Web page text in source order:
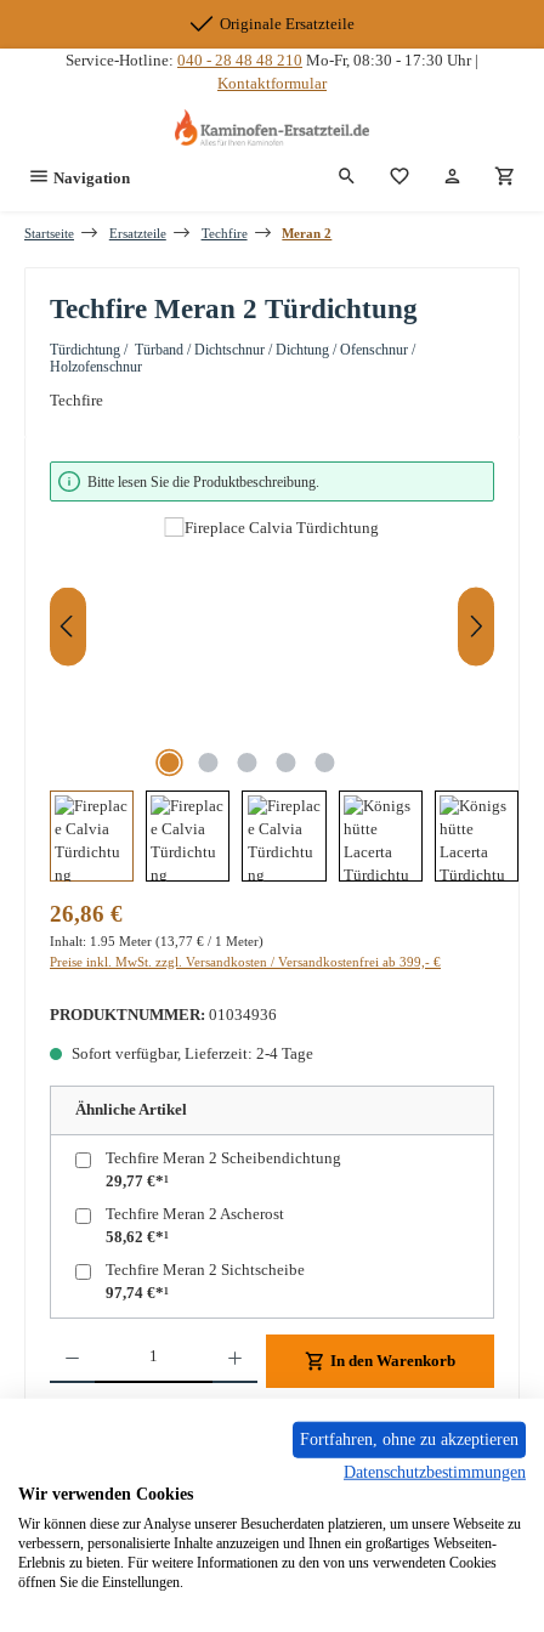
Originale Ersatzteile
Service-Hotline: 040 - 28 48 48 210 Mo-Fr, 08:30 - 17:30 Uhr |
Kontaktformular
Navigation Du hast 0
Startseite Ersatzteile Techfire Meran 2
Techfire Meran 2 Türdichtung
Türdichtung / Türband / Dichtschnur / Dichtung / Ofenschnur /
Holzofenschnur
Techfire
Bildergalerie überspringen
Bitte lesen Sie die Produktbeschreibung.
Regulärer Preis:
26,86 €
Inhalt: 1.95 Meter (13,77 € / 1 Meter)
Preise inkl. MwSt. zzgl. Versandkosten / Versandkostenfrei ab 399,- €
PRODUKTNUMMER: 01034936
Sofort verfügbar, Lieferzeit: 2-4 Tage
Ähnliche Artikel
Techfire Meran 2 Scheibendichtung
29,77 €*¹
Techfire Meran 2 Ascherost
58,62 €*¹
Techfire Meran 2 Sichtscheibe
97,74 €*¹
In den Warenkorb
Fortfahren, ohne zu akzeptieren
Datenschutzbestimmungen
Wir verwenden Cookies
Wir können diese zur Analyse unserer Besucherdaten platzieren, um unsere Webseite zu
verbessern, personalisierte Inhalte anzuzeigen und Ihnen ein großartiges Webseiten-
Erlebnis zu bieten. Für weitere Informationen zu den von uns verwendeten Cookies
öffnen Sie die Einstellungen.